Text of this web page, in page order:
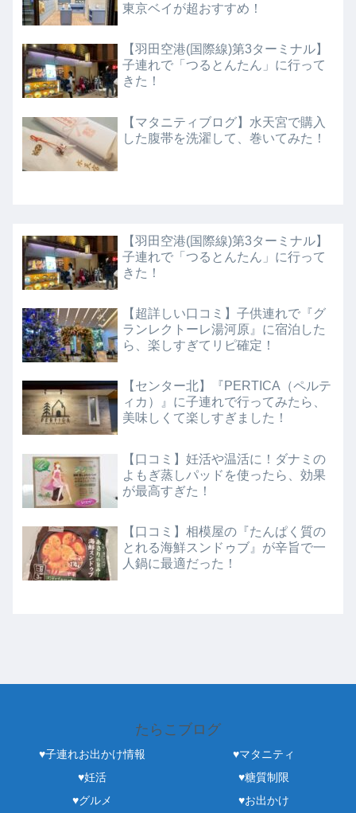
東京ベイが超おすすめ！
【羽田空港(国際線)第3ターミナル】
子連れで「つるとんたん」に行って
きた！
【マタニティブログ】水天宮で購入
した腹帯を洗濯して、巻いてみた！
【羽田空港(国際線)第3ターミナル】
子連れで「つるとんたん」に行って
きた！
【超詳しい口コミ】子供連れで『グ
ランレクトーレ湯河原』に宿泊した
ら、楽しすぎてリピ確定！
【センター北】『PERTICA（ペルテ
ィカ）』に子連れで行ってみたら、
美味しくて楽しすぎました！
【口コミ】妊活や温活に！ダナミの
よもぎ蒸しパッドを使ったら、効果
が最高すぎた！
【口コミ】相模屋の『たんぱく質の
とれる海鮮スンドゥブ』が辛旨で一
人鍋に最適だった！
たらこブログ
♥子連れお出かけ情報
♥マタニティ
♥妊活
♥糖質制限
♥グルメ
♥お出かけ